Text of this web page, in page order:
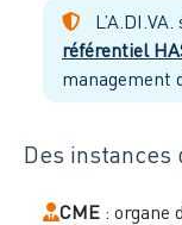
L’A.DI.VA.
référentiel
management
Des instances
CME : organe